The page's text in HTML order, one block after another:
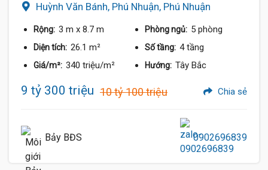
Huỳnh Văn Bánh, Phú Nhuận, Phú Nhuận
Rộng: 3 m x 8.7 m Phòng ngủ: 5 phòng
Diện tích: 26.1 m² Số tầng: 4 tầng
Giá/m²: 340 triệu/m² Hướng: Tây Bắc
9 tỷ 300 triệu 10 tỷ 100 triệu Chia sẻ
Bảy BĐS 0902696839